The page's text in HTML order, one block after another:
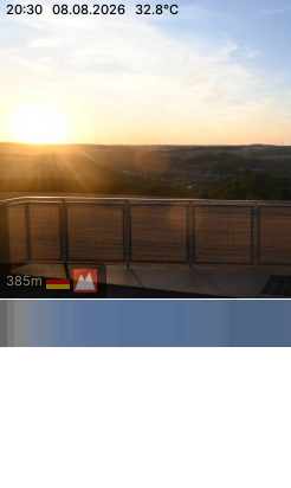
20:30 08.08.2026 32.8°C
385m